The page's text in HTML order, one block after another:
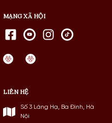
LIÊN HỆ
Số 3 Láng Hạ, Ba Đình, Hà
Nội
MẠNG XÃ HỘI